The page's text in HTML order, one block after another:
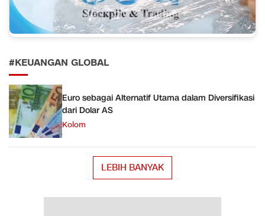
#KEUANGAN GLOBAL
Euro sebagai Alternatif Utama dalam Diversifikasi
dari Dolar AS
Kolom
LEBIH BANYAK